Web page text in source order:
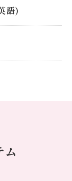
語)
ム